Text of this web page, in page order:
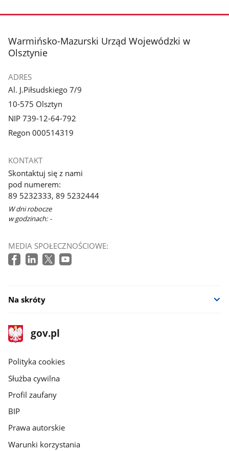
stopka
Warmińsko-Mazurski Urząd Wojewódzki w
Olsztynie
ADRES
Al. J.Piłsudskiego 7/9
10-575 Olsztyn
NIP 739-12-64-792
Regon 000514319
KONTAKT
Skontaktuj się z nami
pod numerem:
89 5232333, 89 5232444
W dni robocze
w godzinach: -
MEDIA SPOŁECZNOŚCIOWE:
Na skróty
stopka
gov.pl
Strona
gov.pl
gov.pl
Polityka cookies
Służba cywilna
Profil zaufany
BIP
Prawa autorskie
Warunki korzystania